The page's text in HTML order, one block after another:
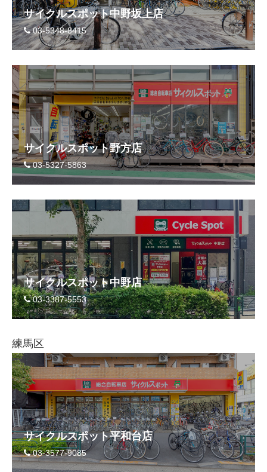
サイクルスポット中野坂上店
03-5348-8415
サイクルスポット野方店
03-5327-5863
サイクルスポット中野店
03-3387-5553
練馬区
サイクルスポット平和台店
03-3577-9085